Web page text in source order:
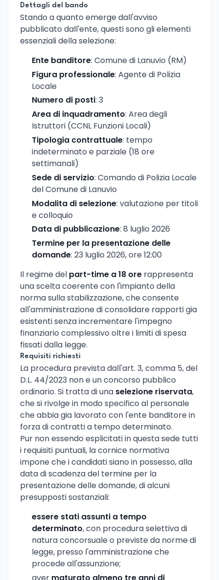
Dettagli del bando
Stando a quanto emerge dall'avviso
pubblicato dall'ente, questi sono gli elementi
essenziali della selezione:
Ente banditore: Comune di Lanuvio (RM)
Figura professionale: Agente di Polizia
Locale
Numero di posti: 3
Area di inquadramento: Area degli
Istruttori (CCNL Funzioni Locali)
Tipologia contrattuale: tempo
indeterminato e parziale (18 ore
settimanali)
Sede di servizio: Comando di Polizia Locale
del Comune di Lanuvio
Modalita di selezione: valutazione per titoli
e colloquio
Data di pubblicazione: 8 luglio 2026
Termine per la presentazione delle
domande: 23 luglio 2026, ore 12:00
Il regime del part-time a 18 ore rappresenta
una scelta coerente con l'impianto della
norma sulla stabilizzazione, che consente
all'amministrazione di consolidare rapporti gia
esistenti senza incrementare l'impegno
finanziario complessivo oltre i limiti di spesa
fissati dalla legge.
Requisiti richiesti
La procedura prevista dall'art. 3, comma 5, del
D.L. 44/2023 non e un concorso pubblico
ordinario. Si tratta di una selezione riservata,
che si rivolge in modo specifico al personale
che abbia gia lavorato con l'ente banditore in
forza di contratti a tempo determinato.
Pur non essendo esplicitati in questa sede tutti
i requisiti puntuali, la cornice normativa
impone che i candidati siano in possesso, alla
data di scadenza del termine per la
presentazione delle domande, di alcuni
presupposti sostanziali:
essere stati assunti a tempo
determinato, con procedura selettiva di
natura concorsuale o previste da norme di
legge, presso l'amministrazione che
procede all'assunzione;